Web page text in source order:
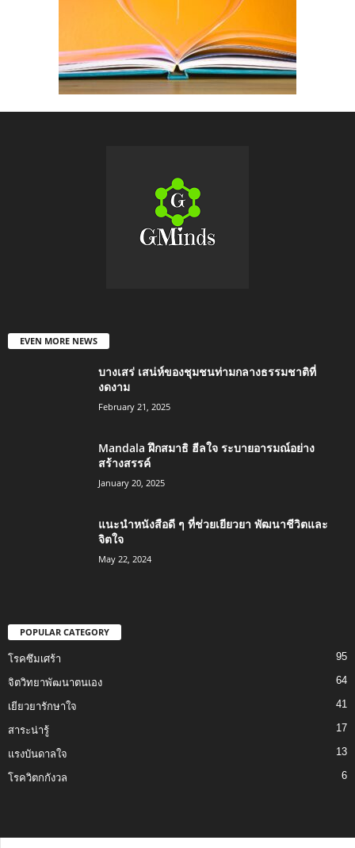
EVEN MORE NEWS
บางเสร่ เสน่ห์ของชุมชนท่ามกลางธรรมชาติที่
งดงาม
February 21, 2025
Mandala ฝึกสมาธิ ฮีลใจ ระบายอารมณ์อย่าง
สร้างสรรค์
January 20, 2025
แนะนำหนังสือดี ๆ ที่ช่วยเยียวยา พัฒนาชีวิตและ
จิตใจ
May 22, 2024
POPULAR CATEGORY
โรคซึมเศร้า 95
จิตวิทยาพัฒนาตนเอง 64
เยียวยารักษาใจ 41
สาระน่ารู้ 17
แรงบันดาลใจ 13
โรควิตกกังวล 6